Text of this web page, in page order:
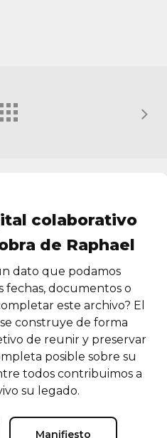
colaborativo
de Raphael
dato que podamos
fechas, documentos o
este archivo? El
construye de forma
de reunir y preservar
posible sobre su
todos contribuimos a
su legado.
Manifiesto